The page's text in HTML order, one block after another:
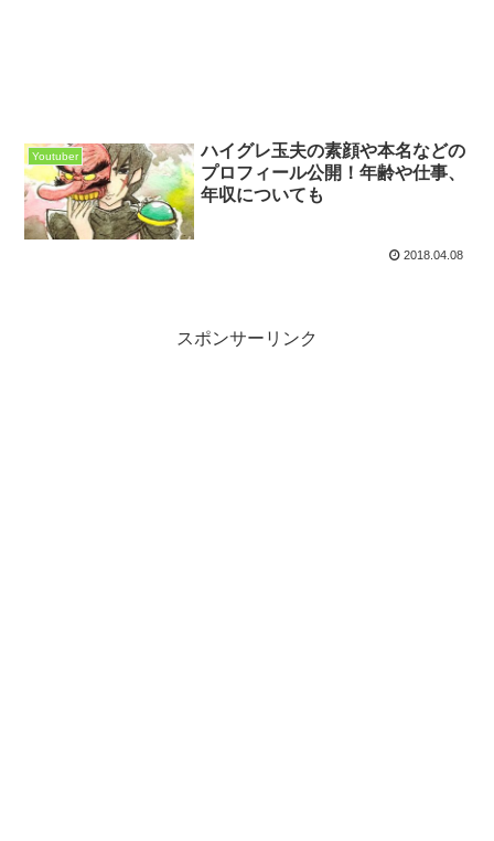
Youtuber
ハイグレ玉夫の素顔や本名などの
プロフィール公開！年齢や仕事、
年収についても
2018.04.08
スポンサーリンク